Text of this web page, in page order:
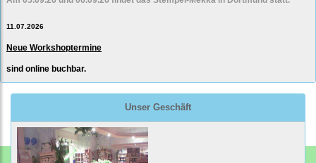
11.07.2026
Neue Workshoptermine
sind online buchbar.
Unser Geschäft